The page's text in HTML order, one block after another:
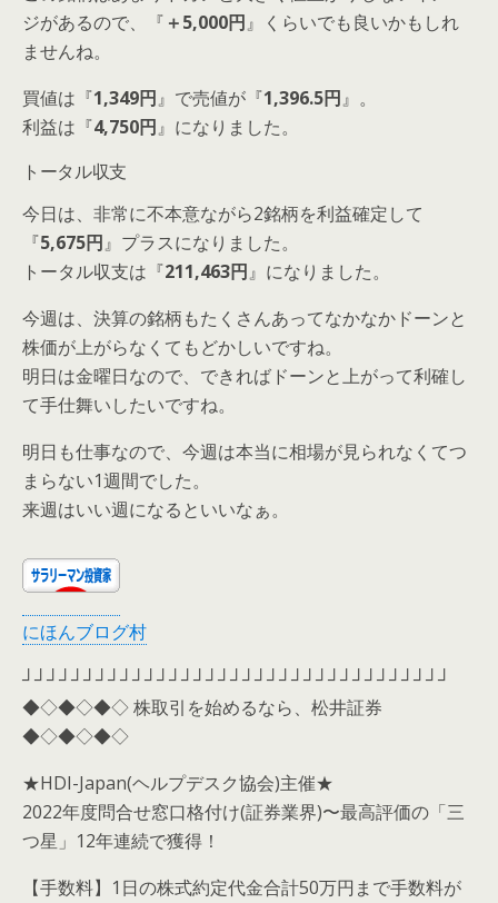
ジがあるので、『 ＋5,000円』くらいでも良いかもしれ
ませんね。
買値は『1,349円』で売値が『1,396.5円』。
利益は『4,750円』になりました。
トータル収支
今日は、非常に不本意ながら2銘柄を利益確定して
『5,675円』プラスになりました。
トータル収支は『211,463円』になりました。
今週は、決算の銘柄もたくさんあってなかなかドーンと
株価が上がらなくてもどかしいですね。
明日は金曜日なので、できればドーンと上がって利確し
て手仕舞いしたいですね。
明日も仕事なので、今週は本当に相場が見られなくてつ
まらない1週間でした。
来週はいい週になるといいなぁ。
にほんブログ村
┘┘┘┘┘┘┘┘┘┘┘┘┘┘┘┘┘┘┘┘┘┘┘┘┘┘┘┘┘┘┘┘┘┘┘
◆◇◆◇◆◇ 株取引を始めるなら、松井証券
◆◇◆◇◆◇
★HDI-Japan(ヘルプデスク協会)主催★
2022年度問合せ窓口格付け(証券業界)〜最高評価の「三
つ星」12年連続で獲得！
【手数料】1日の株式約定代金合計50万円まで手数料が